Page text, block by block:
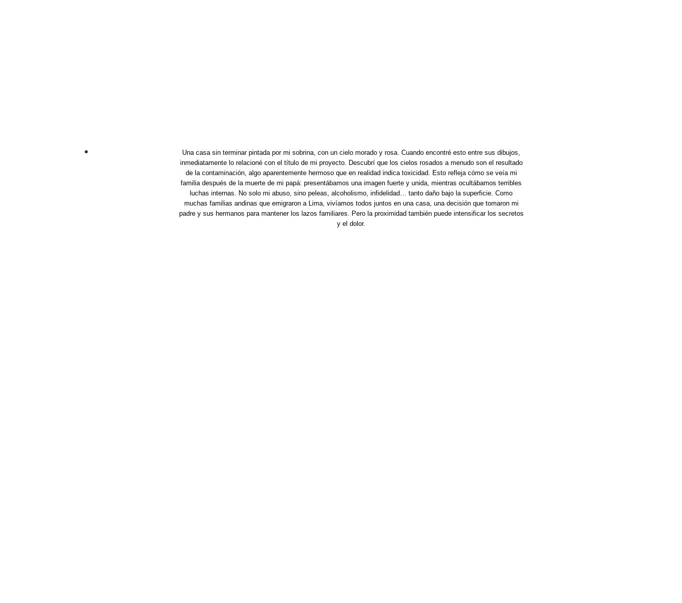
Una casa sin terminar pintada por mi sobrina, con un cielo morado y rosa. Cuando encontré esto entre sus dibujos,
inmediatamente lo relacioné con el título de mi proyecto. Descubrí que los cielos rosados a menudo son el resultado
de la contaminación, algo aparentemente hermoso que en realidad indica toxicidad. Esto refleja cómo se veía mi
familia después de la muerte de mi papá: presentábamos una imagen fuerte y unida, mientras ocultábamos terribles
luchas internas. No solo mi abuso, sino peleas, alcoholismo, infidelidad… tanto daño bajo la superficie. Como
muchas familias andinas que emigraron a Lima, vivíamos todos juntos en una casa, una decisión que tomaron mi
padre y sus hermanos para mantener los lazos familiares. Pero la proximidad también puede intensificar los secretos
y el dolor.